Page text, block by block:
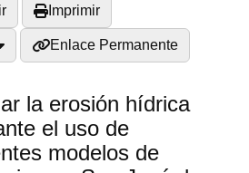
Imprimir
Enlace Permanente
la erosión hídrica
el uso de
modelos de